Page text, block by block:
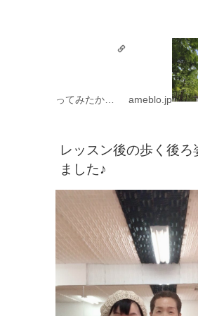
ってみたか… ameblo.jp
レッスン後の歩く後
ました♪